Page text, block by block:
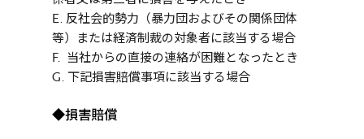
E. 反社会的勢力（暴力団およびその関係団体
等）または経済制裁の対象者に該当する場合
F. 当社からの直接の連絡が困難となったとき
G. 下記損害賠償事項に該当する場合
◆損害賠償